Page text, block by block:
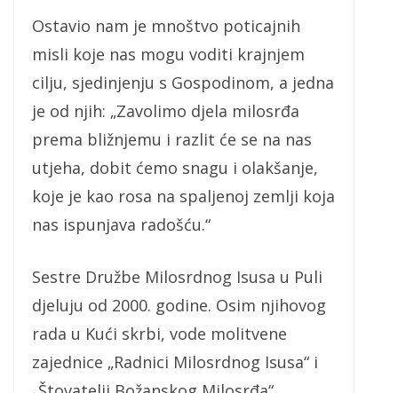
Ostavio nam je mnoštvo poticajnih
misli koje nas mogu voditi krajnjem
cilju, sjedinjenju s Gospodinom, a jedna
je od njih: „Zavolimo djela milosrđa
prema bližnjemu i razlit će se na nas
utjeha, dobit ćemo snagu i olakšanje,
koje je kao rosa na spaljenoj zemlji koja
nas ispunjava radošću.“
Sestre Družbe Milosrdnog Isusa u Puli
djeluju od 2000. godine. Osim njihovog
rada u Kući skrbi, vode molitvene
zajednice „Radnici Milosrdnog Isusa“ i